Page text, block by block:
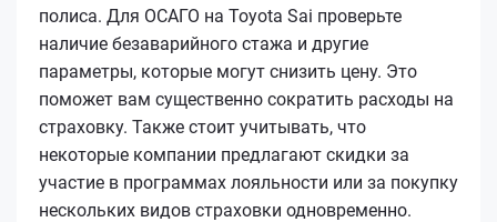
полиса. Для ОСАГО на Toyota Sai проверьте
наличие безаварийного стажа и другие
параметры, которые могут снизить цену. Это
поможет вам существенно сократить расходы на
страховку. Также стоит учитывать, что
некоторые компании предлагают скидки за
участие в программах лояльности или за покупку
нескольких видов страховки одновременно.